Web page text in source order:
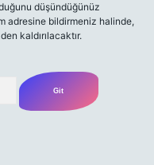
düşündüğünüz
adresine bildirmeniz halinde,
kaldırılacaktır.